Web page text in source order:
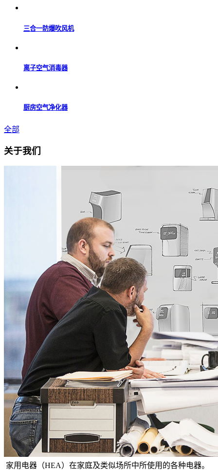
三合一防爆吹风机
离子空气消毒器
厨房空气净化器
全部
关于我们
家用电器（HEA）在家庭及类似场所中所使用的各种电器。